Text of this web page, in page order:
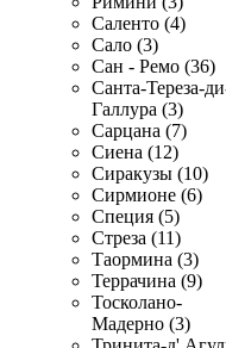
Саленто (4)
Сало (3)
Сан - Ремо (36)
Санта-Тереза-
Галлура (3)
Сарцана (7)
Сиена (12)
Сиракузы (10)
Сирмионе (6)
Специя (5)
Стреза (11)
Таормина (3)
Террачина (9)
Тосколано-
Мадерно (3)